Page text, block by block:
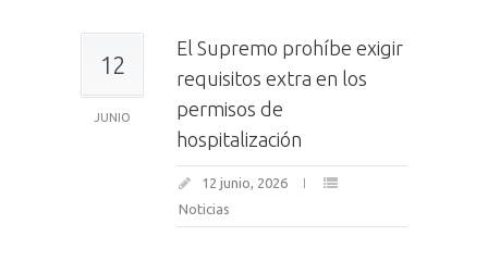
12
JUNIO
El Supremo prohíbe exigir
requisitos extra en los
permisos de
hospitalización
12 junio, 2026
Noticias